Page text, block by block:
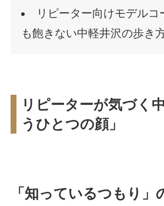
リピーター向けモデルコ
も飽きない中軽井沢の歩き
リピーターが気づく
うひとつの顔」
「知っているつもり」